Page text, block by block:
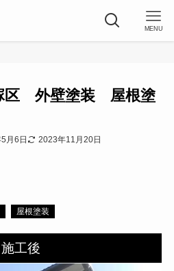
MENU
区 外壁塗装 屋根塗
月6日 2023年11月20日
屋根塗装
施工後